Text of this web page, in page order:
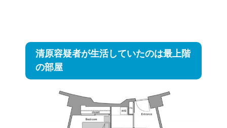
清原容疑者が生活していたのは最上階
の部屋